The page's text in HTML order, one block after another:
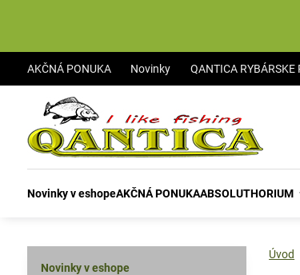
AKČNÁ PONUKA Novinky QANTICA RYBÁRSKE
Novinky v eshopeAKČNÁ PONUKAABSOLUTHORIUM
Úvod
Novinky v eshope